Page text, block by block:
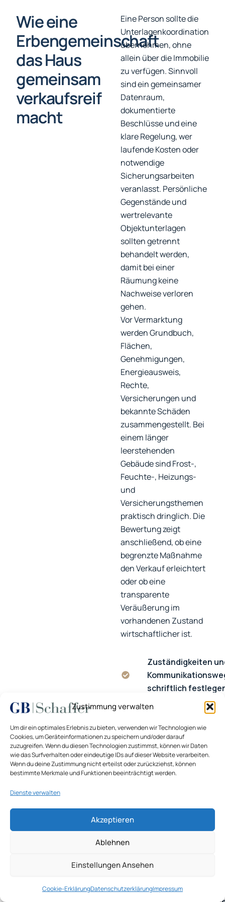
Zustimmung verwalten
Um dir ein optimales Erlebnis zu bieten, verwenden wir Technologien wie
Cookies, um Geräteinformationen zu speichern und/oder darauf
zuzugreifen. Wenn du diesen Technologien zustimmst, können wir Daten
wie das Surfverhalten oder eindeutige IDs auf dieser Website verarbeiten.
Wenn du deine Zustimmung nicht erteilst oder zurückziehst, können
bestimmte Merkmale und Funktionen beeinträchtigt werden.
Dienste verwalten
Akzeptieren
Ablehnen
Einstellungen Ansehen
Cookie-ErklärungDatenschutzerklärungImpressum
Wie eine
Erbengemeinschaft
das Haus
gemeinsam
verkaufsreif
macht
Eine Person sollte die
Unterlagenkoordination
übernehmen, ohne
allein über die Immobilie
zu verfügen. Sinnvoll
sind ein gemeinsamer
Datenraum,
dokumentierte
Beschlüsse und eine
klare Regelung, wer
laufende Kosten oder
notwendige
Sicherungsarbeiten
veranlasst. Persönliche
Gegenstände und
wertrelevante
Objektunterlagen
sollten getrennt
behandelt werden,
damit bei einer
Räumung keine
Nachweise verloren
gehen.
Vor Vermarktung
werden Grundbuch,
Flächen,
Genehmigungen,
Energieausweis,
Rechte,
Versicherungen und
bekannte Schäden
zusammengestellt. Bei
einem länger
leerstehenden
Gebäude sind Frost-,
Feuchte-, Heizungs-
und
Versicherungsthemen
praktisch dringlich. Die
Bewertung zeigt
anschließend, ob eine
begrenzte Maßnahme
den Verkauf erleichtert
oder ob eine
transparente
Veräußerung im
vorhandenen Zustand
wirtschaftlicher ist.
Zuständigkeiten
schriftlich
Objektzustand vor
und Veränderung
fotografisch
Laufende Kosten,
erfassen
dem Inserat klären
Preis- und